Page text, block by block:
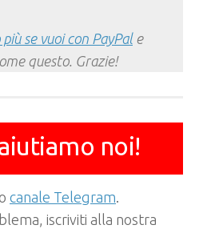
se vuoi con PayPale
questo. Grazie!
noi!
canale Telegram.
iscriviti alla nostra